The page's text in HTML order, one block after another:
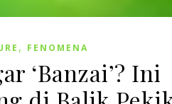
, FENOMENA
‘Banzai’? Ini